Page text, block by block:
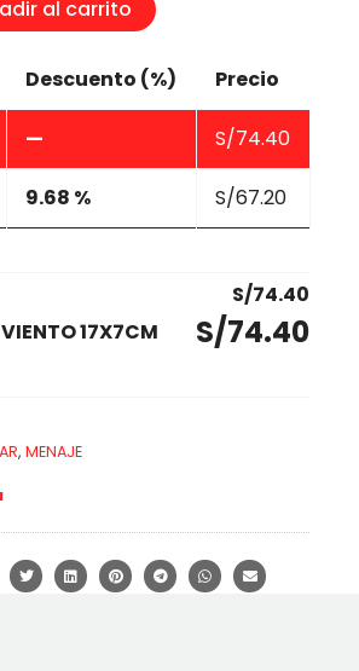
al carrito
Descuento (%) Precio
— S/74.40
9.68 % S/67.20
S/74.40
17X7CM
S/74.40
, MENAJE